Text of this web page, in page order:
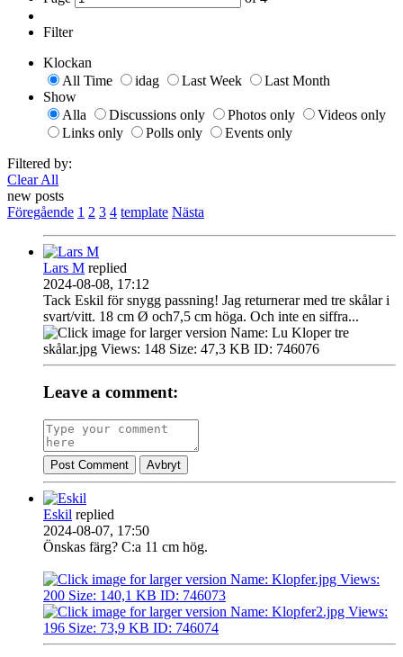
Filter
Klockan
All Time
idag Last Week
Last Month
Show
Alla
Discussions only Photos only
Videos only
Links only
Polls only
Events only
Filtered by:
Clear All
new posts
Föregående 1 2 3 4 template Nästa
Lars M replied
2024-08-08, 17:12
Tack Eskil för snygg passning! Jag returnerar med tre skålar i
svart/vitt. 18 cm Ø och7,5 cm höga. Och inte en siffra...
Leave a comment:
Post Comment Avbryt
Eskil replied
2024-08-07, 17:50
Önskas färg? C:a 11 cm hög.